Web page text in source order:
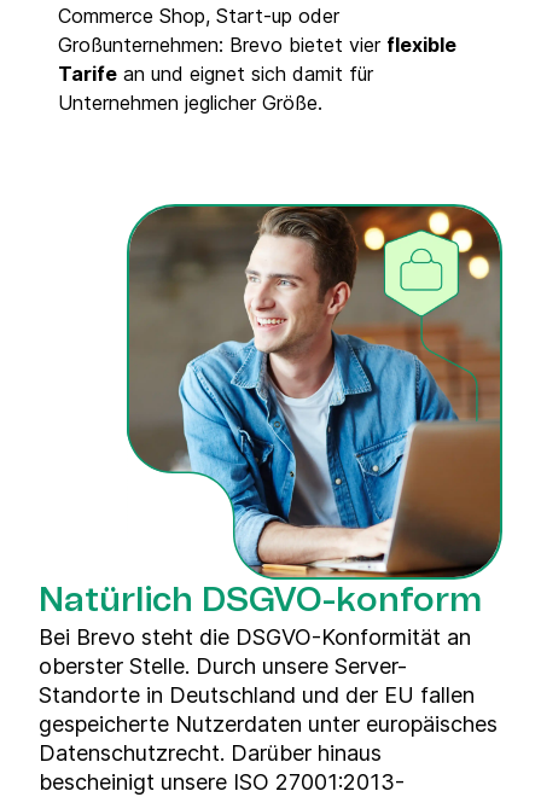
Commerce Shop, Start-up oder
Großunternehmen: Brevo bietet vier flexible
Tarife an und eignet sich damit für
Unternehmen jeglicher Größe.
Natürlich DSGVO-konform
Bei Brevo steht die DSGVO-Konformität an
oberster Stelle. Durch unsere Server-
Standorte in Deutschland und der EU fallen
gespeicherte Nutzerdaten unter europäisches
Datenschutzrecht. Darüber hinaus
bescheinigt unsere ISO 27001:2013-